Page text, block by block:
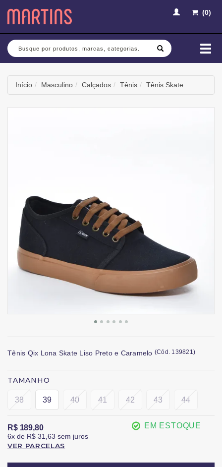
(0)
Busca
Início Masculino Calçados Tênis Tênis Skate
Tênis Qix Lona Skate Liso Preto e Caramelo (Cód. 139821)
TAMANHO
38 39 40 41 42 43 44
R$ 189,80
6x de R$ 31,63 sem juros
VER PARCELAS
EM ESTOQUE